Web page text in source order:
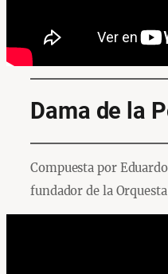
Dama de la
Compuesta por
fundador de la